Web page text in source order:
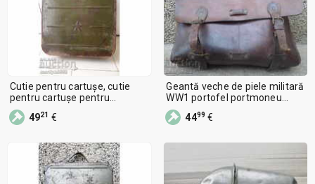
Cutie pentru cartușe, cutie
pentru cartușe pentru
mitraliera Maxim URSS
4921 €
Geantă veche de piele militară
WW1 portofel portmoneu
curea
4499 €